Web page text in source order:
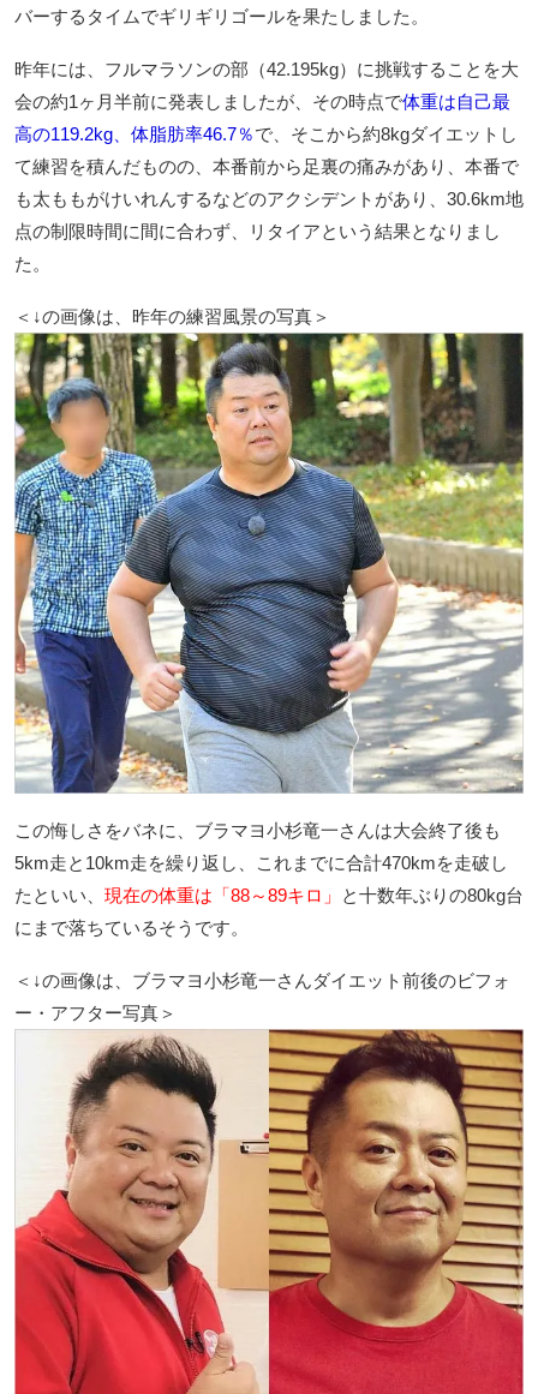
バーするタイムでギリギリゴールを果たしました。
昨年には、フルマラソンの部（42.195kg）に挑戦することを大
会の約1ヶ月半前に発表しましたが、その時点で体重は自己最
高の119.2kg、体脂肪率46.7％で、そこから約8kgダイエットし
て練習を積んだものの、本番前から足裏の痛みがあり、本番で
も太ももがけいれんするなどのアクシデントがあり、30.6km地
点の制限時間に間に合わず、リタイアという結果となりまし
た。
＜↓の画像は、昨年の練習風景の写真＞
この悔しさをバネに、ブラマヨ小杉竜一さんは大会終了後も
5km走と10km走を繰り返し、これまでに合計470kmを走破し
たといい、 現在の体重は「88～89キロ」
と十数年ぶりの80kg台
にまで落ちているそうです。
＜↓の画像は、ブラマヨ小杉竜一さんダイエット前後のビフォ
ー・アフター写真＞